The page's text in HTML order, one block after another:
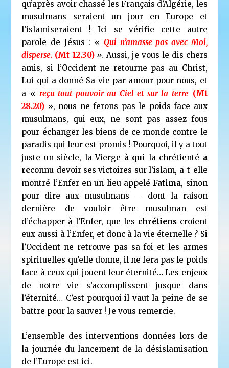
qu’après avoir chassé les Français d’Algérie, les
musulmans seraient un jour en Europe et
l’islamiseraient ! Ici se vérifie cette autre
parole de Jésus : « Qui n’amasse pas avec Moi,
disperse. (Mt 12.30) ». Aussi, je vous le dis chers
amis, si l’Occident ne retourne pas au Christ,
Lui qui a donné Sa vie par amour pour nous, et
a « reçu tout pouvoir au Ciel et sur la terre (Mt
28.20) », nous ne ferons pas le poids face aux
musulmans, qui eux, ne sont pas assez fous
pour échanger les biens de ce monde contre le
paradis qui leur est promis ! Pourquoi, il y a tout
juste un siècle, la Vierge à qui la chrétienté a
reconnu devoir ses victoires sur l’islam, a-t-elle
montré l’Enfer en un lieu appelé Fatima, sinon
pour dire aux musulmans ― dont la raison
dernière de vouloir être musulman est
d’échapper à l’Enfer, que les chrétienscroient
eux-aussi à l’Enfer, et donc à la vie éternelle ? Si
l’Occident ne retrouve pas sa foi et les armes
spirituelles qu’elle donne, il ne fera pas le poids
face à ceux qui jouent leur éternité… Les enjeux
de notre vie s’accomplissent jusque dans
l’éternité… C’est pourquoi il vaut la peine de se
battre pour la sauver ! Je vous remercie.
L’ensemble des interventions données lors de
la journée du lancement de la désislamisation
de l’Europe est ici.